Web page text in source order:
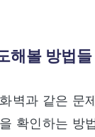
해볼 방법들
벽과 같은 문
확인하는 방